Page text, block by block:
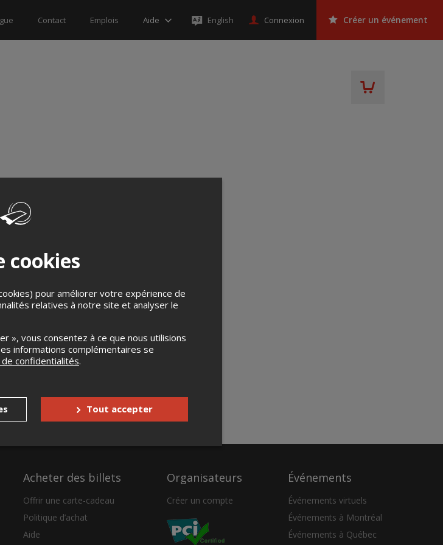
Contact Emplois Aide English Connexion Créer un événement
Acheter des billets
Offrir une carte-cadeau
Politique d’achat
Aide
Organisateurs
Créer un compte
Événements
Événements virtuels
Événements à Montréal
Événements à Québec
cookies
pour améliorer votre expérience de
relatives à notre site et analyser le
», vous consentez à ce que nous utilisions
informations complémentaires se
confidentialités.
Tout accepter